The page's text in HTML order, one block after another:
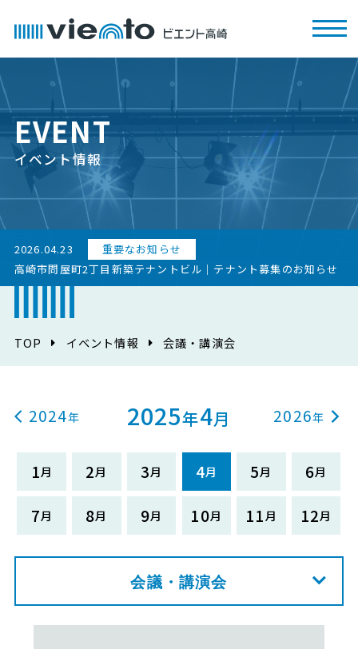
EVENT
イベント情報
2026.04.23
重要なお知らせ
高崎市問屋町2丁目新築テナントビル｜テナント募集のお知らせ
TOP イベント情報 会議・講演会
2024 2025年4月
1 2 3 4 5
6
7
8 9 10 11 12
2026
会議・講演会